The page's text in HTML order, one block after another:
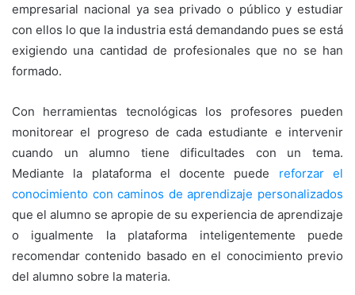
empresarial nacional ya sea privado o público y estudiar
con ellos lo que la industria está demandando pues se está
exigiendo una cantidad de profesionales que no se han
formado.
Con herramientas tecnológicas los profesores pueden
monitorear el progreso de cada estudiante e intervenir
cuando un alumno tiene dificultades con un tema.
Mediante la plataforma el docente puede reforzar el
conocimiento con caminos de aprendizaje personalizados
que el alumno se apropie de su experiencia de aprendizaje
o igualmente la plataforma inteligentemente puede
recomendar contenido basado en el conocimiento previo
del alumno sobre la materia.